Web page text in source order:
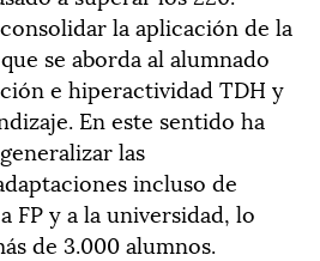
la aplicación de la
se aborda al alumnado
e hiperactividad TDH y
En este sentido ha
las
incluso de
FP y a la universidad, lo
de 3.000 alumnos.